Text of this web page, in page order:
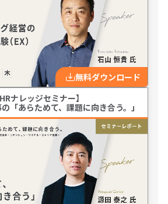
無料ダウンロード
HRナレッジセミナー】
「あらためて、課題に向き合う。」